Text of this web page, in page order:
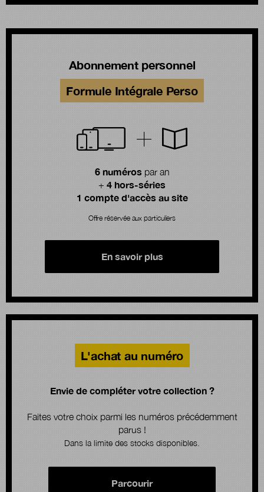
Abonnement personnel
Formule Intégrale Perso
6 numérospar an
+ 4 hors-séries
1 compte d'accès au site
Offre réservée aux particuliers
En savoir plus
L'achat au numéro
Envie de compléter votre collection ?
Faites votre choix parmi les numéros précédemment
parus !
Dans la limite des stocks disponibles.
Parcourir